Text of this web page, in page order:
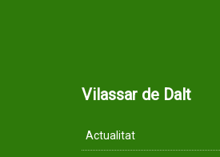
Vilassar de Dalt
Actualitat